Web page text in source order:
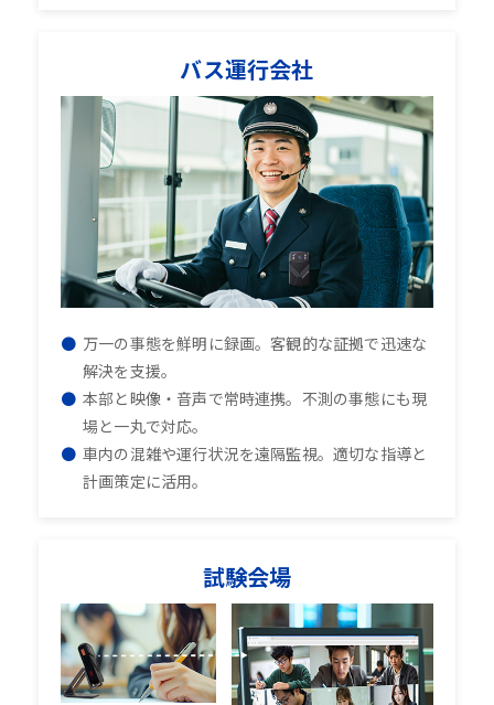
バス運行会社
万一の事態を鮮明に録画。客観的な証拠で迅速な
解決を支援。
本部と映像・音声で常時連携。不測の事態にも現
場と一丸で対応。
車内の混雑や運行状況を遠隔監視。適切な指導と
計画策定に活用。
試験会場